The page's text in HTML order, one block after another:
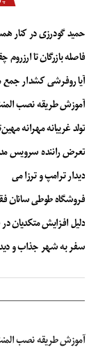
حمید گودرزی در
فاصله بازرگان تا
آیا روفرشی کشدار جمع
آموزش طریقه نصب
تولد غریبانه مهرانه
تعرض راننده سرویس
دیدار ترامپ و ترزا می
فروشگاه طوطی سانان
دلیل افزایش متکدیان
سفر به شهر جذاب و
آموزش طریقه نصب